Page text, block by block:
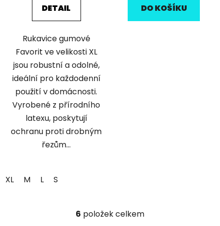
DETAIL
Rukavice gumové
Favorit ve velikosti XL
jsou robustní a odolné,
ideální pro každodenní
použití v domácnosti.
Vyrobené z přírodního
latexu, poskytují
ochranu proti drobným
řezům...
XL M L S
DO KOŠÍKU
O
6 položek celkem